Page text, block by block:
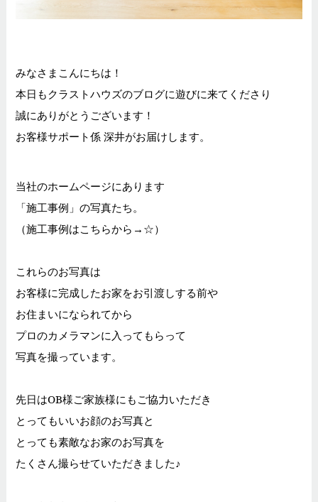
みなさまこんにちは！
本日もクラストハウズのブログに遊びに来てくださり
誠にありがとうございます！
お客様サポート係 深井がお届けします。
当社のホームページにあります
「施工事例」の写真たち。
（施工事例はこちらから→ ☆）
これらのお写真は
お客様に完成したお家をお引渡しする前や
お住まいになられてから
プロのカメラマンに入ってもらって
写真を撮っています。
先日はOB様ご家族様にもご協力いただき
とってもいいお顔のお写真と
とっても素敵なお家のお写真を
たくさん撮らせていただきました♪